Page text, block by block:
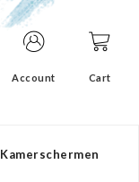
Account Cart
Kamerschermen